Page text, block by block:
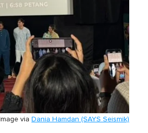
Image via Dania Hamdan (SAYS Seismik)